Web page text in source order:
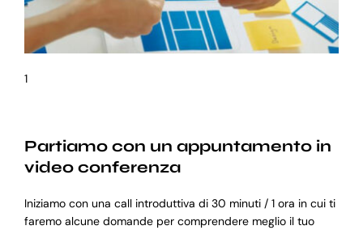
1
Partiamo con un appuntamento in
video conferenza
Iniziamo con una call introduttiva di 30 minuti / 1 ora in cui ti
faremo alcune domande per comprendere meglio il tuo